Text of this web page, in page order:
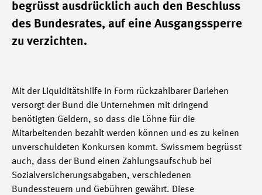
begrüsst ausdrücklich auch den Beschluss
des Bundesrates, auf eine Ausgangssperre
zu verzichten.
Mit der Liquiditätshilfe in Form rückzahlbarer Darlehen
versorgt der Bund die Unternehmen mit dringend
benötigten Geldern, so dass die Löhne für die
Mitarbeitenden bezahlt werden können und es zu keinen
unverschuldeten Konkursen kommt. Swissmem begrüsst
auch, dass der Bund einen Zahlungsaufschub bei
Sozialversicherungsabgaben, verschiedenen
Bundessteuern und Gebühren gewährt. Diese